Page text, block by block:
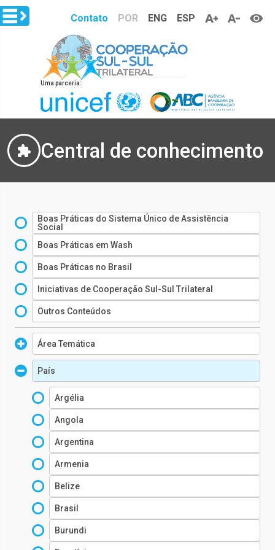
Pular para o conteúdo principal
Uma parceria:
Contato POR ENG ESP
Central de conhecimento
Boas Práticas do Sistema Único de Assistência
Social
Boas Práticas em Wash
Boas Práticas no Brasil
Iniciativas de Cooperação Sul-Sul Trilateral
Outros Conteúdos
Área Temática
Proteção Social
Primeira Infância
Proteção à Infância
Saúde
País
Argélia
Angola
Argentina
Armenia
Belize
Brasil
Burundi